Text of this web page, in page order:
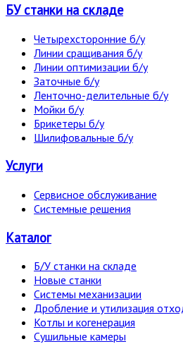
БУ станки на складе
Четырехсторонние б/у
Линии сращивания б/у
Линии оптимизации б/у
Заточные б/у
Ленточно-делительные б/у
Мойки б/у
Брикетеры б/у
Шилифовальные б/у
Услуги
Сервисное обслуживание
Системные решения
Каталог
Б/У станки на складе
Новые станки
Системы механизации
Дробление и утилизация
Котлы и когенерация
Сушильные камеры